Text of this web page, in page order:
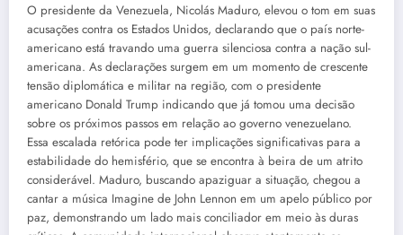
O presidente da Venezuela, Nicolás Maduro, elevou o tom em suas
acusações contra os Estados Unidos, declarando que o país norte-
americano está travando uma guerra silenciosa contra a nação sul-
americana. As declarações surgem em um momento de crescente
tensão diplomática e militar na região, com o presidente
americano Donald Trump indicando que já tomou uma decisão
sobre os próximos passos em relação ao governo venezuelano.
Essa escalada retórica pode ter implicações significativas para a
estabilidade do hemisfério, que se encontra à beira de um atrito
considerável. Maduro, buscando apaziguar a situação, chegou a
cantar a música Imagine de John Lennon em um apelo público por
paz, demonstrando um lado mais conciliador em meio às duras